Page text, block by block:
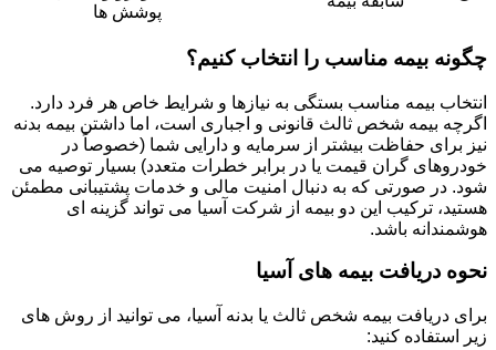
پوشش ها
چگونه بیمه مناسب را انتخاب کنیم؟
انتخاب بیمه مناسب بستگی به نیازها و شرایط خاص هر فرد دارد.
اگرچه بیمه شخص ثالث قانونی و اجباری است، اما داشتن بیمه بدنه
نیز برای حفاظت بیشتر از سرمایه و دارایی شما (خصوصاً در
خودروهای گران قیمت یا در برابر خطرات متعدد) بسیار توصیه می
شود. در صورتی که به دنبال امنیت مالی و خدمات پشتیبانی مطمئن
هستید، ترکیب این دو بیمه از شرکت آسیا می تواند گزینه ای
هوشمندانه باشد.
نحوه دریافت بیمه های آسیا
برای دریافت بیمه شخص ثالث یا بدنه آسیا، می توانید از روش های
زیر استفاده کنید: